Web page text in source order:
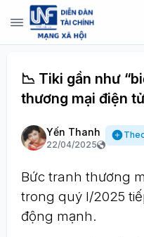
📉 Tiki gần như
thương mại điện
Yến Thanh
22/04/2025
Bức tranh thương
trong quý I/2025
động mạnh.